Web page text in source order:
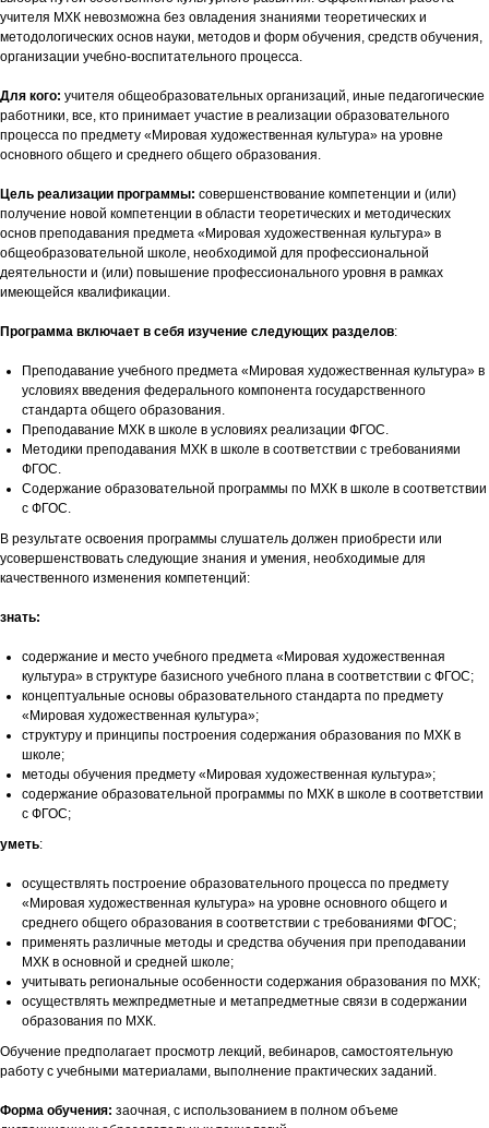
учителя МХК невозможна без овладения знаниями теоретических и
методологических основ науки, методов и форм обучения, средств обучения,
организации учебно-воспитательного процесса.
Для кого: учителя общеобразовательных организаций, иные педагогические
работники, все, кто принимает участие в реализации образовательного
процесса по предмету «Мировая художественная культура» на уровне
основного общего и среднего общего образования.
Цель реализации программы: совершенствование компетенции и (или)
получение новой компетенции в области теоретических и методических
основ преподавания предмета «Мировая художественная культура» в
общеобразовательной школе, необходимой для профессиональной
деятельности и (или) повышение профессионального уровня в рамках
имеющейся квалификации.
Программа включает в себя изучение следующих разделов:
Преподавание учебного предмета «Мировая художественная культура» в
условиях введения федерального компонента государственного
стандарта общего образования.
Преподавание МХК в школе в условиях реализации ФГОС.
Методики преподавания МХК в школе в соответствии с требованиями
ФГОС.
Содержание образовательной программы по МХК в школе в соответствии
с ФГОС.
В результате освоения программы слушатель должен приобрести или
усовершенствовать следующие знания и умения, необходимые для
качественного изменения компетенций:
знать:
содержание и место учебного предмета «Мировая художественная
культура» в структуре базисного учебного плана в соответствии с ФГОС;
концептуальные основы образовательного стандарта по предмету
«Мировая художественная культура»;
структуру и принципы построения содержания образования по МХК в
школе;
методы обучения предмету «Мировая художественная культура»;
содержание образовательной программы по МХК в школе в соответствии
с ФГОС;
уметь:
осуществлять построение образовательного процесса по предмету
«Мировая художественная культура» на уровне основного общего и
среднего общего образования в соответствии с требованиями ФГОС;
применять различные методы и средства обучения при преподавании
МХК в основной и средней школе;
учитывать региональные особенности содержания образования по МХК;
осуществлять межпредметные и метапредметные связи в содержании
образования по МХК.
Обучение предполагает просмотр лекций, вебинаров, самостоятельную
работу с учебными материалами, выполнение практических заданий.
Форма обучения: заочная, с использованием в полном объеме